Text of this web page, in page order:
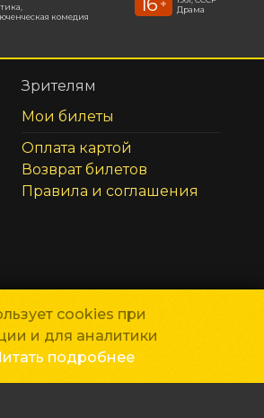
комедия
+
Драма
cookies при
и для аналитики
подробнее
Зрителям
Мои билеты
Оплата картой
Возврат билетов
Правила и соглашения